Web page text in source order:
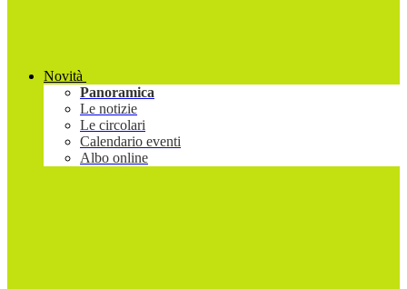
Novità
Panoramica
Le notizie
Le circolari
Calendario eventi
Albo online